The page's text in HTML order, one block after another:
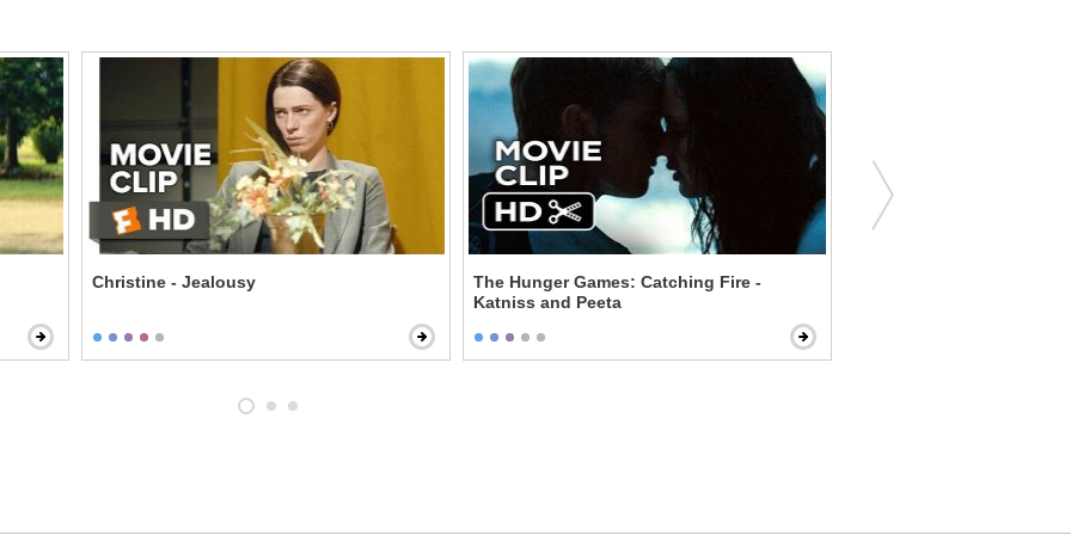
Christine - Jealousy
The Hunger Games: Catching Fire -
Katniss and Peeta